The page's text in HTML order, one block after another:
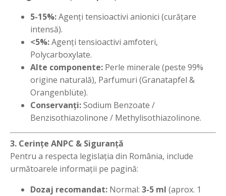
5-15%:Agenți tensioactivi anionici (curățare
intensă).
<5%:Agenți tensioactivi amfoteri,
Polycarboxylate.
Alte componente: Perle minerale (peste 99%
origine naturală), Parfumuri (Granatapfel &
Orangenblüte).
Conservanți:Sodium Benzoate /
Benzisothiazolinone / Methylisothiazolinone.
3. Cerințe ANPC & Siguranță
Pentru a respecta legislația din România, include
următoarele informații pe pagină:
Dozaj recomandat: Normal: 3-5 ml (aprox. 1